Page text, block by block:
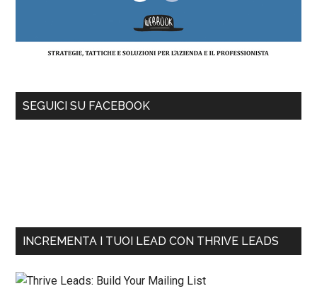
SEGUICI SU FACEBOOK
INCREMENTA I TUOI LEAD CON THRIVE LEADS